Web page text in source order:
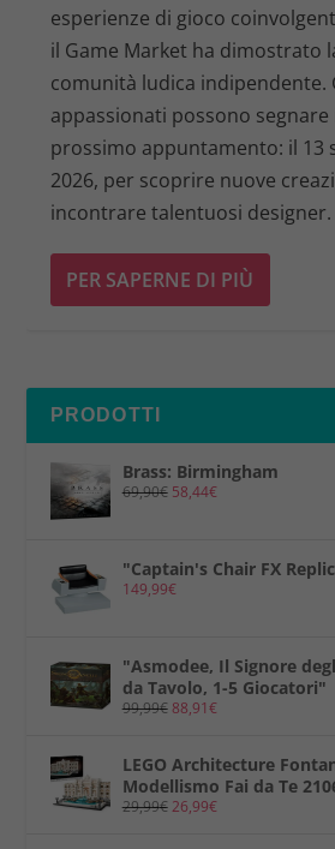
esperienze di gioco
il Game Market ha dimostrato
comunità ludica indipendente.
appassionati possono segnare
prossimo appuntamento: il 13
2026, per scoprire nuove
incontrare talentuosi designer.
PER SAPERNE DI PIÙ
PRODOTTI
Brass: Birmingham
69,90€ 58,44€
"Captain's Chair FX
149,99€
"Asmodee, Il Signore
da Tavolo, 1-5 Giocatori"
99,99€88,91€
LEGO Architecture
Modellismo Fai da Te
29,99€26,99€